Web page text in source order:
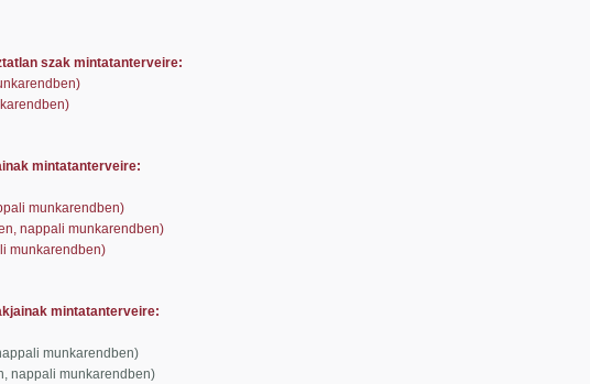
szak mintatanterveire:
mintatanterveire:
munkarendben)
nappali munkarendben)
munkarendben)
mintatanterveire:
munkarendben)
nappali munkarendben)